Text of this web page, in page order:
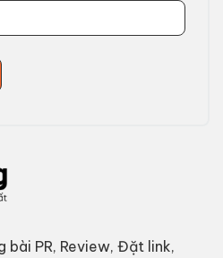
bài PR, Review, Đặt link,